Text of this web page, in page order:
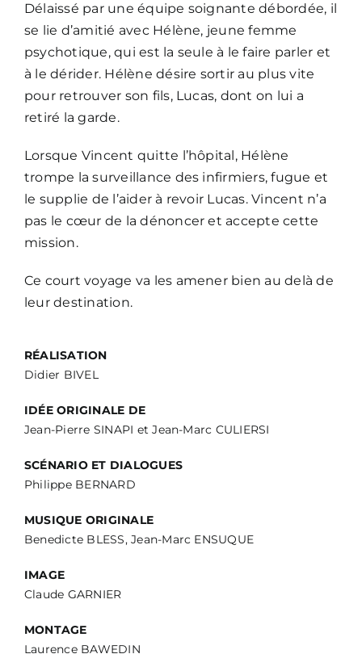
Délaissé par une équipe soignante débordée, il
se lie d’amitié avec Hélène, jeune femme
psychotique, qui est la seule à le faire parler et
à le dérider. Hélène désire sortir au plus vite
pour retrouver son fils, Lucas, dont on lui a
retiré la garde.
Lorsque Vincent quitte l’hôpital, Hélène
trompe la surveillance des infirmiers, fugue et
le supplie de l’aider à revoir Lucas. Vincent n’a
pas le cœur de la dénoncer et accepte cette
mission.
Ce court voyage va les amener bien au delà de
leur destination.
RÉALISATION
Didier BIVEL
IDÉE ORIGINALE DE
Jean-Pierre SINAPI et Jean-Marc CULIERSI
SCÉNARIO ET DIALOGUES
Philippe BERNARD
MUSIQUE ORIGINALE
Benedicte BLESS, Jean-Marc ENSUQUE
IMAGE
Claude GARNIER
MONTAGE
Laurence BAWEDIN